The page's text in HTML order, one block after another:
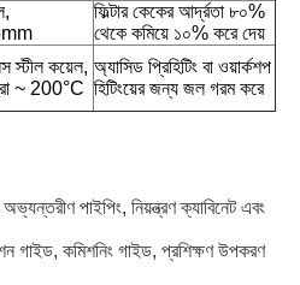
ফিল্টার কেকের আর্দ্রতা ৮০%
থেকে কমিয়ে ১০% করে দেয়
স্টীল কয়েল,
~ 200°C
অ্যাসিড প্রিহিটিং বা ওয়ার্কশপ
হিটিংয়ের জন্য জল গরম করে
অভ্যন্তরীণ পাইপিং, নিয়ন্ত্রণ ক্যাবিনেট এবং
গাইড, কমিশনিং গাইড, প্রশিক্ষণ উপকরণ